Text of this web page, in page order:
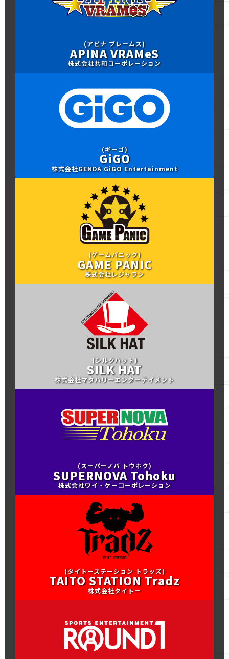
(アピナ ブレームス)
APINA VRAMeS
株式会社共和コーポレーション
(ギーゴ)
GiGO
株式会社GENDA GiGO Entertainment
(ゲームパニック)
GAME PANIC
株式会社レジャラン
(シルクハット)
SILK HAT
株式会社マタハリーエンターテイメント
(スーパーノバ トウホク)
SUPERNOVA Tohoku
株式会社ワイ・ケーコーポレーション
(タイトーステーション トラッズ)
TAITO STATION Tradz
株式会社タイトー